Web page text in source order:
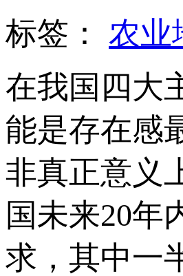
标签： 农业
在我国四大
能是存在感
非真正意义
国未来20年
求，其中一